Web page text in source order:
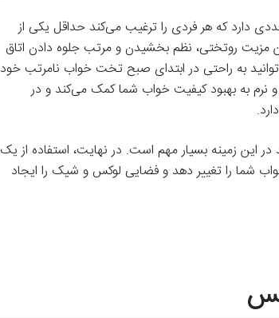
دارد که هر فردی را ترغیب می‌کند حداقل یکی از
مزیت روتختی، نظم بخشیدن و مرتب جلوه دادن اتاق
به راحتی در ابتدای صبح تخت خواب نامرتب خود
به بهبود کیفیت خواب شما کمک می‌کند و در
این زمینه بسیار مهم است. در نهایت، استفاده از یک
شما را تغییر دهد و فضایی لوکس و شیک را ایجاد